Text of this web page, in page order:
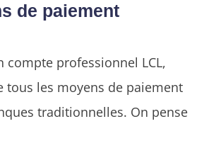
de paiement
compte professionnel LCL,
tous les moyens de paiement
traditionnelles. On pense